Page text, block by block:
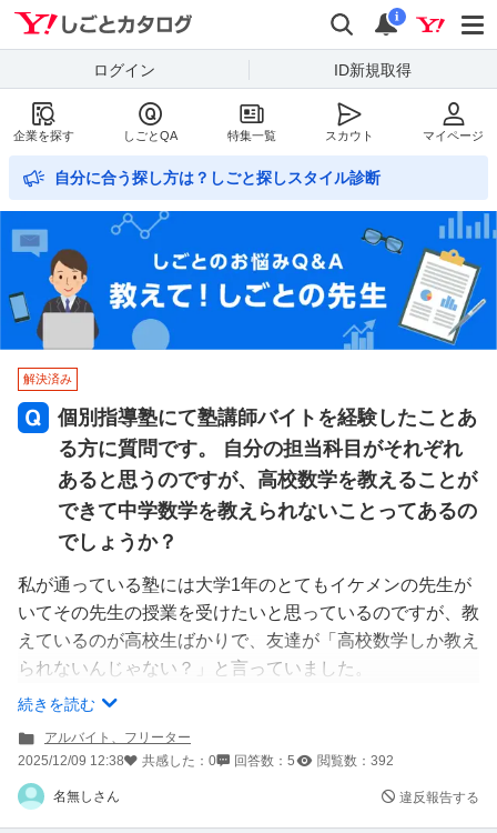
Yahoo!しごとカタログ
検索
通知
i
ログイン ID新規取得
企業を探す しごとQA 特集一覧 スカウト マイページ
自分に合う探し方は？しごと探しスタイル診断
解決済み
個別指導塾にて塾講師バイトを経験したことあ
る方に質問です。 自分の担当科目がそれぞれ
あると思うのですが、高校数学を教えることが
できて中学数学を教えられないことってあるの
でしょうか？
私が通っている塾には大学1年のとてもイケメンの先生が
いてその先生の授業を受けたいと思っているのですが、教
えているのが高校生ばかりで、友達が「高校数学しか教え
られないんじゃない？」と言っていました。
高校数学がどのようなものかはわかりませんが、中学数学
ちなみにその先生の授業は受けたことあります。普段の担
当の先生がいなかった時に。
続きを読む
アルバイト、フリーター
2025/12/09 12:38
共感した： 0 回答数： 5 閲覧数： 392
名無しさん 違反報告する